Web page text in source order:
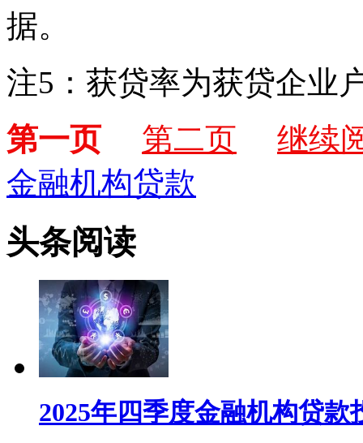
据。
注5：获贷率为获贷企业
第一页
第二页
继续
金融机构贷款
头条阅读
2025年四季度金融机构贷款